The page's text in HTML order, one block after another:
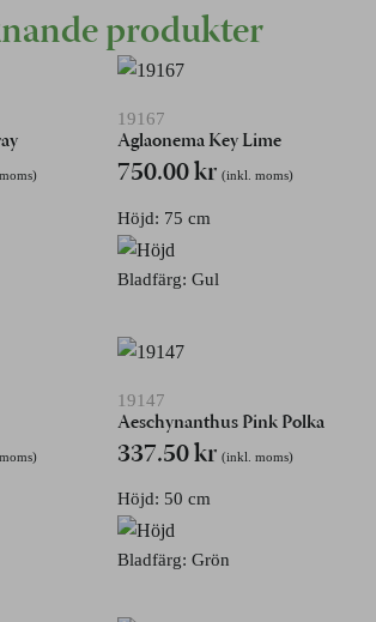
produkter
19167
Aglaonema Key Lime
750.00kr (inkl. moms)
Höjd: 75 cm
Bladfärg: Gul
19147
Aeschynanthus Pink Polka
337.50kr (inkl. moms)
Höjd: 50 cm
Bladfärg: Grön